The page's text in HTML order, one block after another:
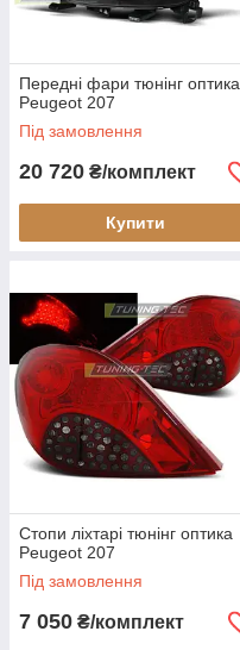
Передні фари тюнінг оптика
Peugeot 207
Під замовлення
20 720 ₴/комплект
Купити
Стопи ліхтарі тюнінг оптика
Peugeot 207
Під замовлення
7 050 ₴/комплект